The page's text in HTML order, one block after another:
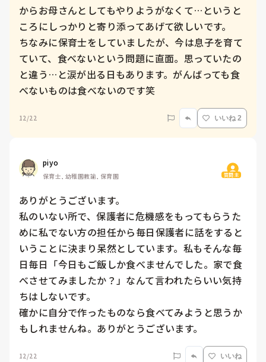
からお母さんとしてもやりようがなくて…というと
ころにしっかりと寄り添ってあげて欲しいです。
ちなみに保育士をしていましたが、今は息子を育て
ていて、食べないという問題に直面。思っていたの
と違う…と涙が出る日もあります。がんばっても食
べないものは食べないのです笑
12/22 いいね 2
piyo
保育士, 幼稚園教諭, 保育園 質問主
ありがとうございます。
私のいない所で、保護者に危機感をもってもらうた
めに私でない方の担任から毎日保護者に話をすると
いうことに決まり呆然としています。私もそんな毎
日毎日「今日もご飯しか食べませんでした。家で食
べさせてみましたか？」なんて言われたらいい気持
ちはしないです。
確かに自分で作ったものなら食べてみようと思うか
もしれませんね。ありがとうございます。
12/22 いいね